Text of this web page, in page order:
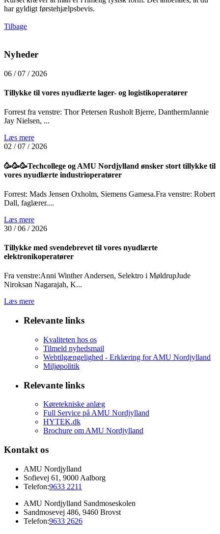
har gyldigt førstehjælpsbevis.
Tilbage
Nyheder
06 / 07 / 2026
Tillykke til vores nyudlærte lager- og logistikoperatører
Forrest fra venstre: Thor Petersen Rusholt Bjerre, DanthermJannie
Jay Nielsen, ...
Læs mere
02 / 07 / 2026
🥳🥳🥳Techcollege og AMU Nordjylland ønsker stort tillykke til
vores nyudlærte industrioperatører
Forrest: Mads Jensen Oxholm, Siemens Gamesa.Fra venstre: Robert
Dall, faglærer....
Læs mere
30 / 06 / 2026
Tillykke med svendebrevet til vores nyudlærte
elektronikoperatører
Fra venstre:Anni Winther Andersen, Selektro i MøldrupJude
Niroksan Nagarajah, K...
Læs mere
Relevante links
Kvaliteten hos os
Tilmeld nyhedsmail
Webtilgængelighed - Erklæring for AMU Nordjylland
Miljøpolitik
Relevante links
Køretekniske anlæg
Full Service på AMU Nordjylland
HYTEK.dk
Brochure om AMU Nordjylland
Kontakt os
AMU Nordjylland
Sofievej 61, 9000 Aalborg
Telefon:9633 2211
AMU Nordjylland Sandmoseskolen
Sandmosevej 486, 9460 Brovst
Telefon:9633 2626